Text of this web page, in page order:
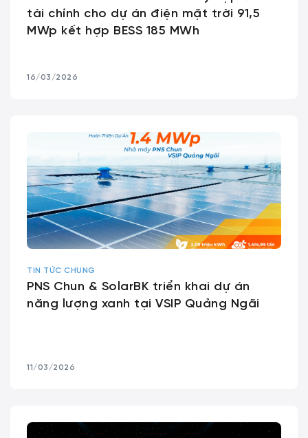
tài chính cho dự án điện mặt trời 91,5
MWp kết hợp BESS 185 MWh
16/03/2026
TIN TỨC CHUNG
PNS Chun & SolarBK triển khai dự án
năng lượng xanh tại VSIP Quảng Ngãi
11/03/2026